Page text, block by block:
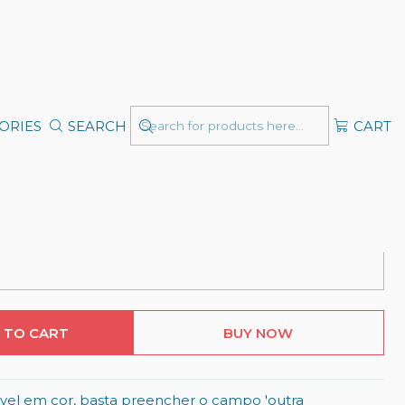
SEARCH CART
A4 -
TO CART BUY NOW
em cor, basta preencher o campo 'outra